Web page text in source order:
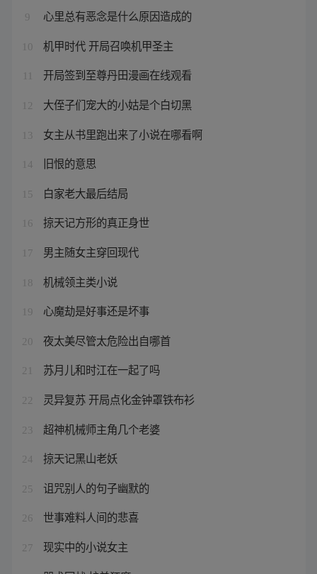
9 心里总有恶念是什么原因造成的
10 机甲时代 开局召唤机甲圣主
开局签到至尊丹田漫画在线观看
12 大侄子们宠大的小姑是个白切黑
13 女主从书里跑出来了小说在哪看啊
14 旧恨的意思
15 白家老大最后结局
16 掠天记方形的真正身世
17 男主随女主穿回现代
18 机械领主类小说
19 心魔劫是好事还是坏事
20 夜太美尽管太危险出自哪首
21 苏月儿和时江在一起了吗
22 灵异复苏 开局点化金钟罩铁布衫
23 超神机械师主角几个老婆
24 掠天记黑山老妖
25 诅咒别人的句子幽默的
26 世事难料人间的悲喜
27 现实中的小说女主